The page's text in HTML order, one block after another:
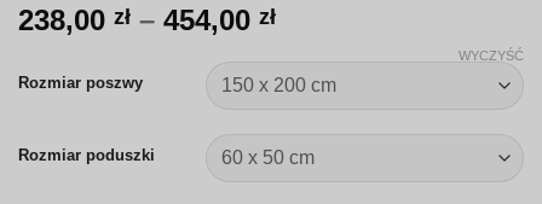
238,00 zł – 454,00 złZakres
od
238,00 zł
do
454,00 zł
Rozmiar poszwy
Rozmiar poduszki
WYCZYŚĆ